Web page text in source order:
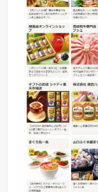
w
o
w
m
a
の
お
歳
暮
需
要
特
設
ペ
ー
ジ
に
つ
い